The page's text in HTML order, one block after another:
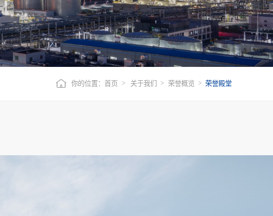
你的位置：首页 关于我们 荣誉概览 荣誉殿堂